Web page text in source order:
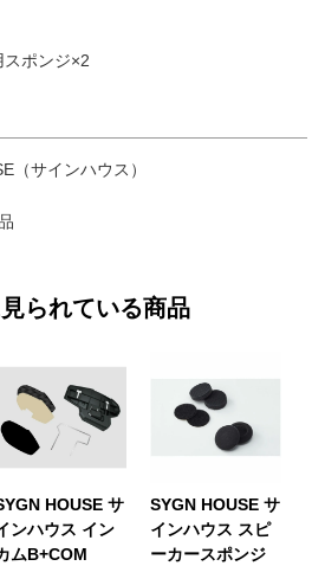
ポンジ×2
（サインハウス）
られている商品
HOUSE サ
ンハウス イン
ムB+COM
SYGN HOUSE サ
インハウス スピ
ーカースポンジ